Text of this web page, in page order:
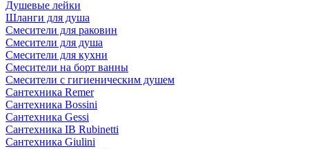
Душевые лейки
Шланги для душа
Смесители для раковин
Смесители для душа
Смесители для кухни
Смесители на борт ванны
Смесители с гигиеническим душем
Сантехника Remer
Сантехника Bossini
Сантехника Gessi
Сантехника IB Rubinetti
Сантехника Giulini